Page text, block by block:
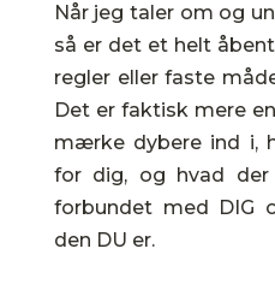
Når jeg taler om og
så er det et helt
regler eller faste
Det er faktisk mere
mærke dybere ind i,
for dig, og hvad
forbundet med DIG
den DU er.